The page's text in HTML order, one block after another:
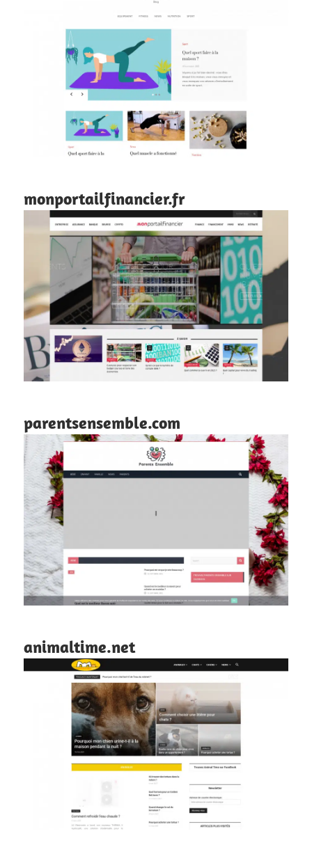
monportailfinancier.fr
parentsensemble.com
animaltime.net